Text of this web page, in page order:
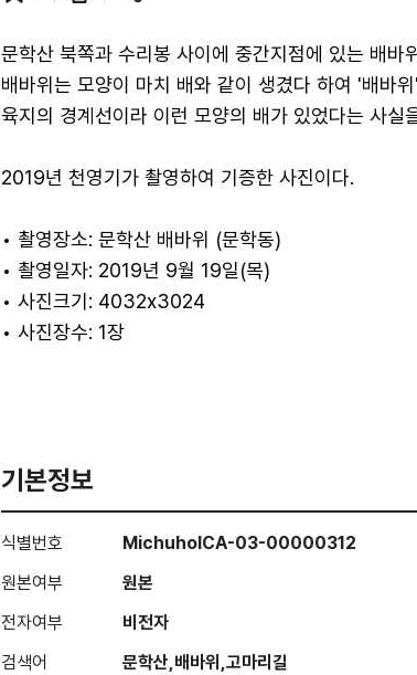
문학산 북쪽과 수리봉 사이에 중간지점에 있는 배바
배바위는 모양이 마치 배와 같이 생겼다 하여 '배바
육지의 경계선이라 이런 모양의 배가 있었다는 사
2019년 천영기가 촬영하여 기증한 사진이다.
• 촬영장소: 문학산 배바위 (문학동)
• 촬영일자: 2019년 9월 19일(목)
• 사진크기: 4032x3024
• 사진장수: 1장
기본정보
식별번호
MichuholCA-03-00000312
원본여부
원본
전자여부
비전자
검색어
문학산,배바위,고마리길